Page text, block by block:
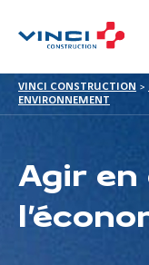
VINCI CONSTRUCTION >
ENVIRONNEMENT
Agir